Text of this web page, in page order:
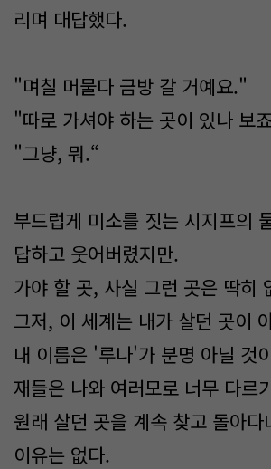
리며 대답했다.
"며칠 머물다 금방 갈 거예요."
"따로 가셔야 하는 곳이 있나 보
"그냥, 뭐.“
부드럽게 미소를 짓는 시지프의
답하고 웃어버렸지만.
가야 할 곳, 사실 그런 곳은 딱히
그저, 이 세계는 내가 살던 곳이
내 이름은 '루나'가 분명 아닐 것
재들은 나와 여러모로 너무 다르
원래 살던 곳을 계속 찾고 돌아
이유는 없다.